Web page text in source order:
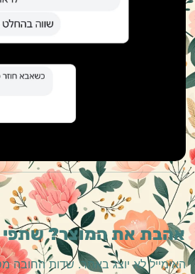
אהבת את המוצר? שתפי
האימייל לא יוצג באתר. שדות החובה